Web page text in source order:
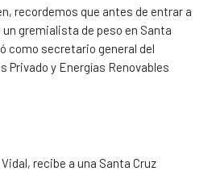
recordemos que antes de entrar a
gremialista de peso en Santa
como secretario general del
Privado y Energías Renovables
recibe a una Santa Cruz